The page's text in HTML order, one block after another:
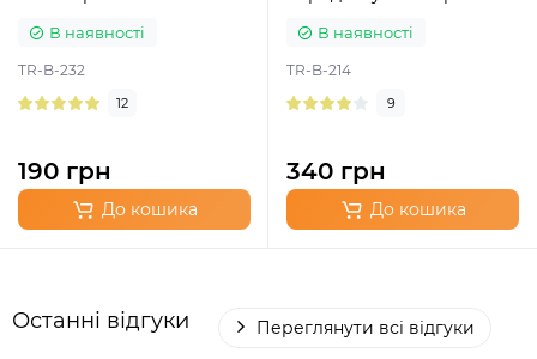
В наявності
TR-B-232
12
190 грн
До кошика
Фролова)
В наявності
TR-B-214
9
340 грн
До кошика
Останні відгуки Переглянути всі відгуки